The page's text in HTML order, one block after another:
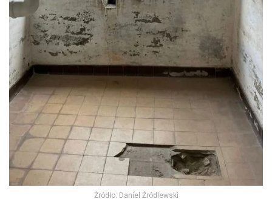
Źródło: Daniel Źródlewski